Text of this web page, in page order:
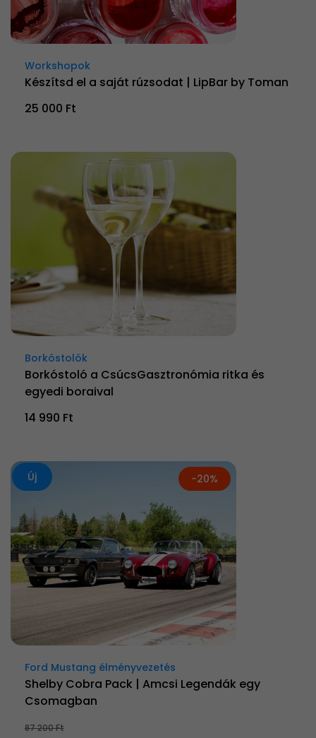
Workshopok
Készítsd el a saját rúzsodat | LipBar by Toman
25 000 Ft
Borkóstolók
Borkóstoló a CsúcsGasztronómia ritka és
egyedi boraival
14 990 Ft
Új -20%
Ford Mustang élményvezetés
Shelby Cobra Pack | Amcsi Legendák egy
Csomagban
87 200 Ft